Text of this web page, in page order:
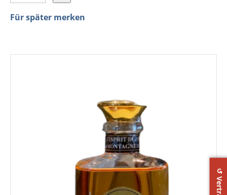
Für später merken